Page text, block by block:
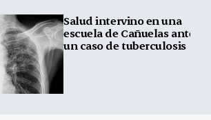
Salud intervino en una
escuela de Cañuelas ante
un caso de tuberculosis